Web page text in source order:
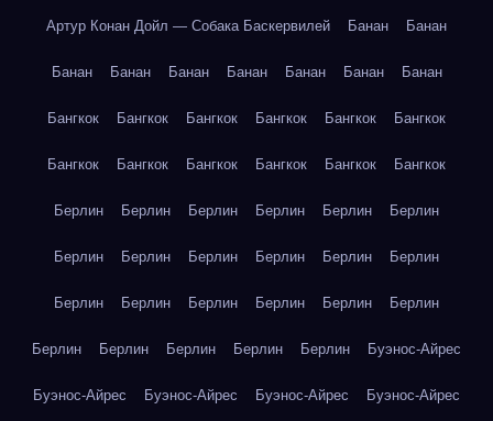
Артур Конан Дойл — Собака Баскервилей Банан Банан
Банан Банан Банан Банан Банан Банан Банан
Бангкок Бангкок Бангкок Бангкок Бангкок Бангкок
Бангкок Бангкок Бангкок Бангкок Бангкок Бангкок
Берлин Берлин Берлин Берлин Берлин Берлин
Берлин Берлин Берлин Берлин Берлин Берлин
Берлин Берлин Берлин Берлин Берлин Берлин
Берлин Берлин Берлин Берлин Берлин Буэнос-Айрес
Буэнос-Айрес Буэнос-Айрес Буэнос-Айрес Буэнос-Айрес